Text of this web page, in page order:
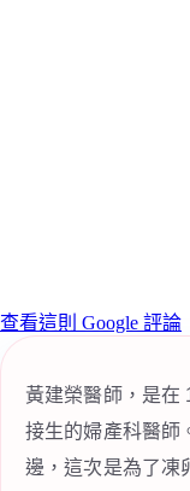
查看這則 Google 評論
黃建榮醫師，是在
接生的婦產科醫師
邊，這次是為了凍